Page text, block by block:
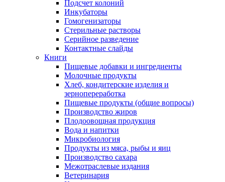
Подсчет колоний
Инкубаторы
Гомогенизаторы
Стерильные растворы
Серийное разведение
Контактные слайды
Книги
Пищевые добавки и ингредиенты
Молочные продукты
Хлеб, кондитерские изделия и
зернопереработка
Пищевые продукты (общие вопросы)
Производство жиров
Плодоовощная продукция
Вода и напитки
Микробиология
Продукты из мяса, рыбы и яиц
Производство сахара
Межотраслевые издания
Ветеринария